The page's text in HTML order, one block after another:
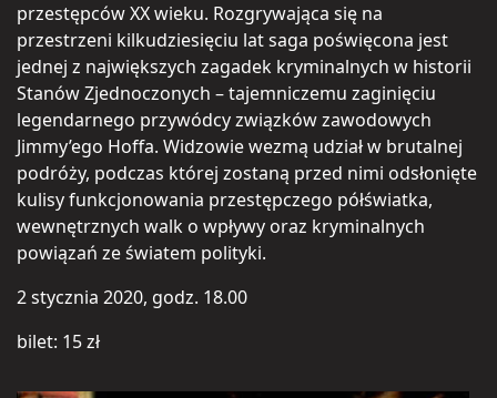
przestępców XX wieku. Rozgrywająca się na
przestrzeni kilkudziesięciu lat saga poświęcona jest
jednej z największych zagadek kryminalnych w historii
Stanów Zjednoczonych – tajemniczemu zaginięciu
legendarnego przywódcy związków zawodowych
Jimmy’ego Hoffa. Widzowie wezmą udział w brutalnej
podróży, podczas której zostaną przed nimi odsłonięte
kulisy funkcjonowania przestępczego półświatka,
wewnętrznych walk o wpływy oraz kryminalnych
powiązań ze światem polityki.
2 stycznia 2020, godz. 18.00
bilet: 15 zł